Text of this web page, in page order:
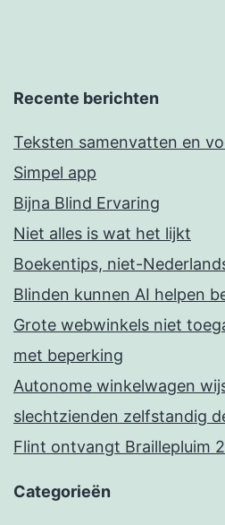
Recente berichten
Teksten samenvatten en
Simpel app
Bijna Blind Ervaring
Niet alles is wat het lijkt
Boekentips, niet-
Blinden kunnen AI helpen
Grote webwinkels niet
met beperking
Autonome winkelwagen
slechtzienden zelfstandig
Flint ontvangt Braillepluim
Categorieën